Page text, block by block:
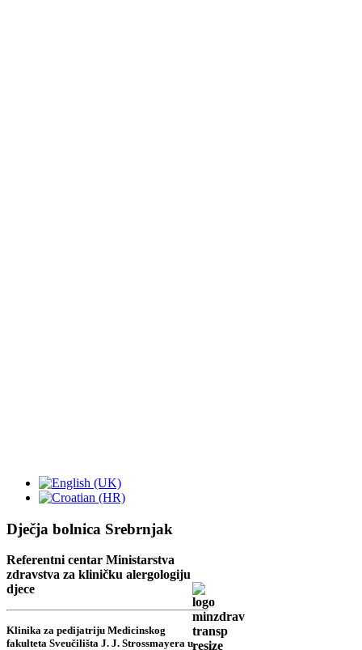
Dječja bolnica Srebrnjak
Referentni centar Ministarstva
zdravstva za kliničku alergologiju
djece
Klinika za pedijatriju Medicinskog
fakulteta Sveučilišta J. J. Strossmayera u